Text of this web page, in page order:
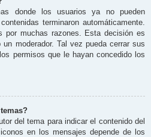
donde los usuarios ya no pueden
terminaron automáticamente.
por muchas razones. Esta decisión es
moderador. Tal vez pueda cerrar sus
permisos que le hayan concedido los
del tema para indicar el contenido del
en los mensajes depende de los